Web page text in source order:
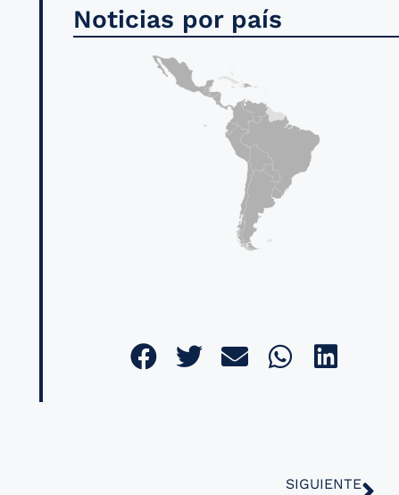
Noticias por país
SIGUIENTE